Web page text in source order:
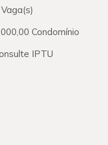
Condomínio
IPTU